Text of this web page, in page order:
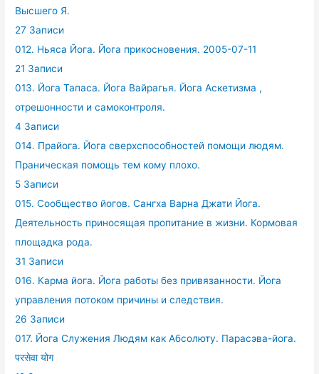
Высшего Я.
27 Записи
012. Ньяса Йога. Йога прикосновения. 2005-07-11
21 Записи
013. Йога Тапаса. Йога Вайрагья. Йога Аскетизма ,
отрешонности и самоконтроля.
4 Записи
014. Прайога. Йога сверхспособностей помощи людям.
Праническая помощь тем кому плохо.
5 Записи
015. Сообщество йогов. Сангха Варна Джати Йога.
Деятельность приносящая пропитание в жизни. Кормовая
площадка рода.
31 Записи
016. Карма йога. Йога работы без привязанности. Йога
управления потоком причины и следствия.
26 Записи
017. Йога Служения Людям как Абсолюту. Парасэва-йога.
परसेवा योग